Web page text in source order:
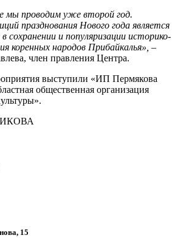
мы проводим уже второй год.
празднования Нового года является
и популяризации историко-
коренных народов Прибайкалья», –
член правления Центра.
выступили «ИП Пермякова
общественная организация
15